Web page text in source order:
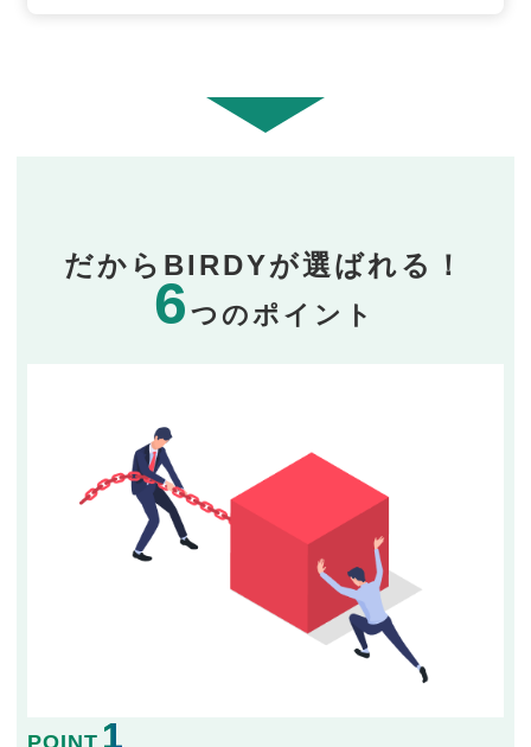
だからBIRDYが選ばれる！
6つのポイント
POINT 1